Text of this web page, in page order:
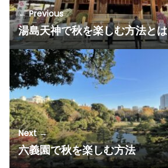
← Previous
湯島天神で秋を楽しむ方法とは
Next →
六義園で秋を楽しむ方法